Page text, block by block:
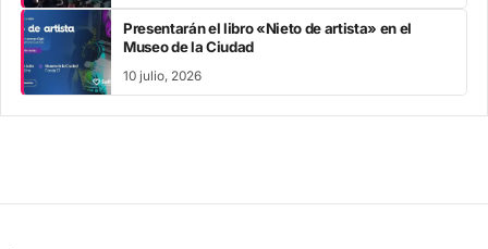
Presentarán el libro «Nieto de artista» en el
Museo de la Ciudad
10 julio, 2026